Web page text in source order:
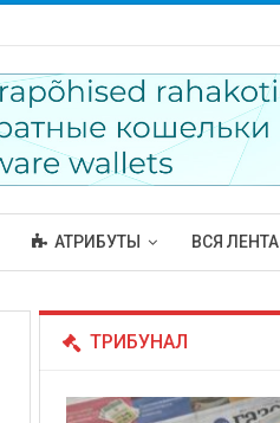
АТРИБУТЫ ВСЯ ЛЕНТА
ТРИБУНАЛ